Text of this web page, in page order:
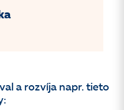
a rozvíja napr. tieto